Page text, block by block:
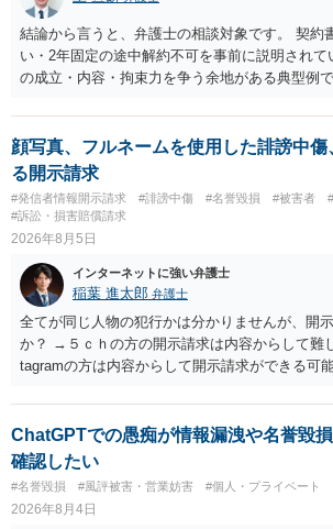
結論から言うと、弁護士の相談対象です。 契約
い・2年固定の途中解約不可を事前に説明されて
の成立・内容・拘束力を争う余地がある典型例
みてはいかがでしょうか。 また同時並行で（も
であれば）書面で退所意思の明確化はしておく
顔写真、フルネームを使用した誹謗中
る開示請求
#発信者情報開示請求 #誹謗中傷 #名誉毀損 #被害者
#訴訟・損害賠償請求
2026年8月5日
インターネットに強い弁護士
稲葉 進太郎 弁護士
全てが同じ人物の犯行かは分かりませんが、開
か？ →５ｃｈの方の開示請求は内容からして難
tagramの方は内容からして開示請求ができる可
いでしょう。７月中にアカウントが削除されて
ても失敗する可能性が高いように思われます。
合、相手に全ての弁護士費用を負担させること
訴訟外の交渉で相手方が認めれば負担させるこ
訴訟で判決となった場合は、実際の弁護士費用
められない場合があり何ともいえないところでし
ChatGPTでの愚痴が情報漏洩や名誉毀
確認したい
#名誉毀損 #風評被害・営業妨害 #個人・プライベート
2026年8月4日